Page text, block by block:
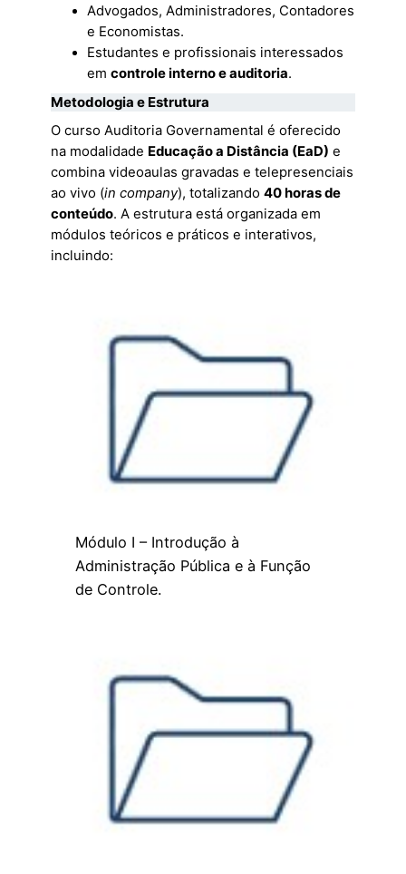
Advogados, Administradores, Contadores
e Economistas.
Estudantes e profissionais interessados
em controle interno e auditoria.
Metodologia e Estrutura
O curso Auditoria Governamental é oferecido
na modalidade Educação a Distância (EaD) e
combina videoaulas gravadas e telepresenciais
ao vivo (in company), totalizando 40 horas de
conteúdo. A estrutura está organizada em
módulos teóricos e práticos e interativos,
incluindo:
Módulo I – Introdução à
Administração Pública e à Função
de Controle.